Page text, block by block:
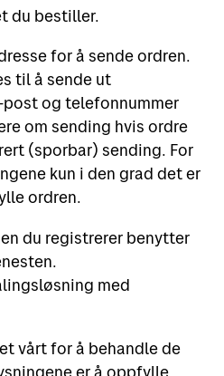
du bestiller.
for å sende ordren.
til å sende ut
og telefonnummer
om sending hvis ordre
(sporbar) sending. For
kun i den grad det er
ordren.
du registrerer benytter
med
vårt for å behandle de